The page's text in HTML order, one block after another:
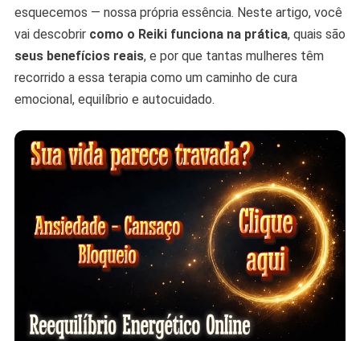
esquecemos — nossa própria essência. Neste artigo, você
vai descobrir como o Reiki funciona na prática, quais são
seus benefícios reais, e por que tantas mulheres têm
recorrido a essa terapia como um caminho de cura
emocional, equilíbrio e autocuidado.